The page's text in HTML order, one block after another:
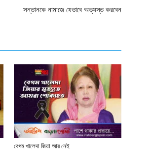
সন্তানকে নামাজে যেভাবে অভ্যস্ত করবেন
বেগম খালেদা জিয়া আর নেই